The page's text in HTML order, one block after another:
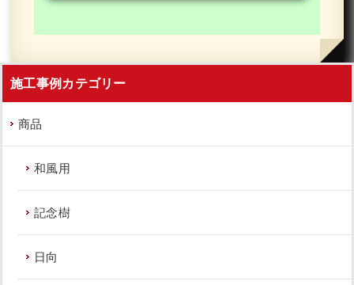
施工事例カテゴリー
商品
和風用
記念樹
日向